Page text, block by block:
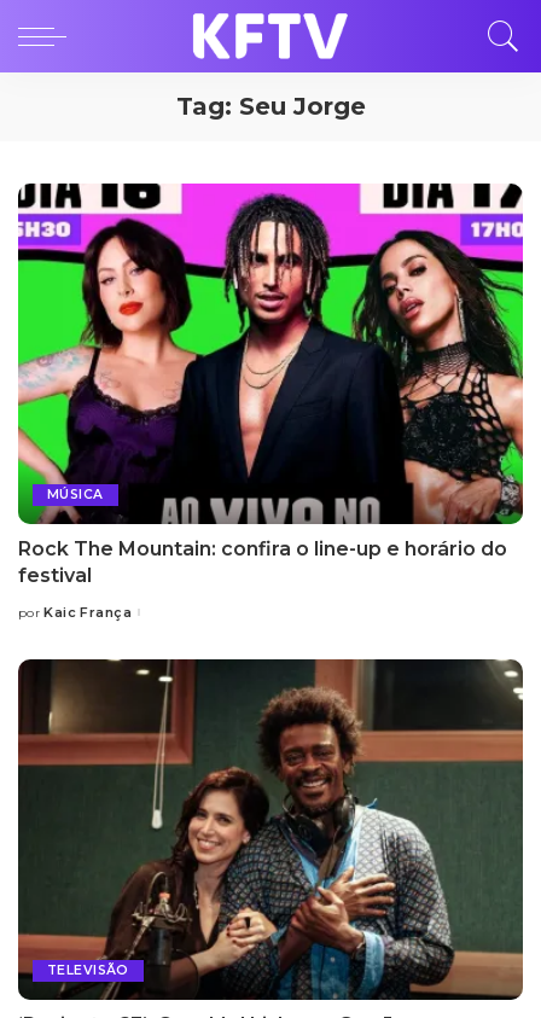
Tag: Seu Jorge
MÚSICA
Rock The Mountain: confira o line-up e horário do
festival
por Kaic França
TELEVISÃO